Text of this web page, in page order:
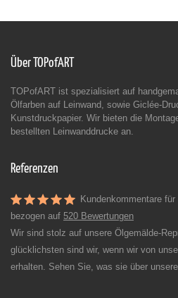
Über TOPofART
TOPofART ist spezialisiert auf
Ölfarben auf Leinwand, sowie Giclée-
Kunstdruckpapier. Wir bieten die
bestellten Leinwanddrucke an.
Referenzen
Kundenkommentare
bezogen auf 520 Bewertungen
Wir sind stolz auf unsere Ölgemälde-
glücklichsten sind wir, wenn wir von
erhalten. Sehen Sie, was sie über